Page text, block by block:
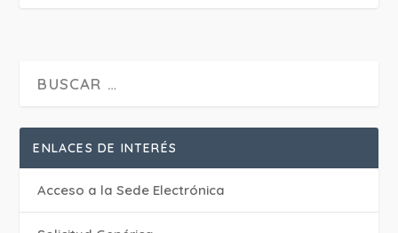
ENLACES DE INTERÉS
Acceso a la Sede Electrónica